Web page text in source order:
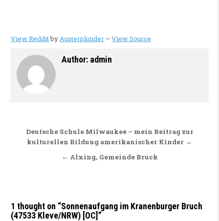
View RedditbyAusterplunder– View Source
Author: admin
Beitragsnavigation
Deutsche Schule Milwaukee – mein Beitrag zur
kulturellen Bildung amerikanischer Kinder →
← Alxing, Gemeinde Bruck
1 thought on “Sonnenaufgang im Kranenburger Bruch
(47533 Kleve/NRW) [OC]”